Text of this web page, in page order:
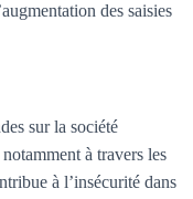
des saisies
sur la société
à travers les
à l’insécurité dans